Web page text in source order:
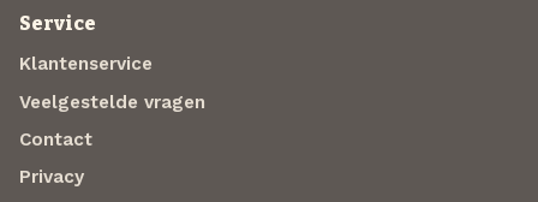
Service
Klantenservice
Veelgestelde vragen
Contact
Privacy